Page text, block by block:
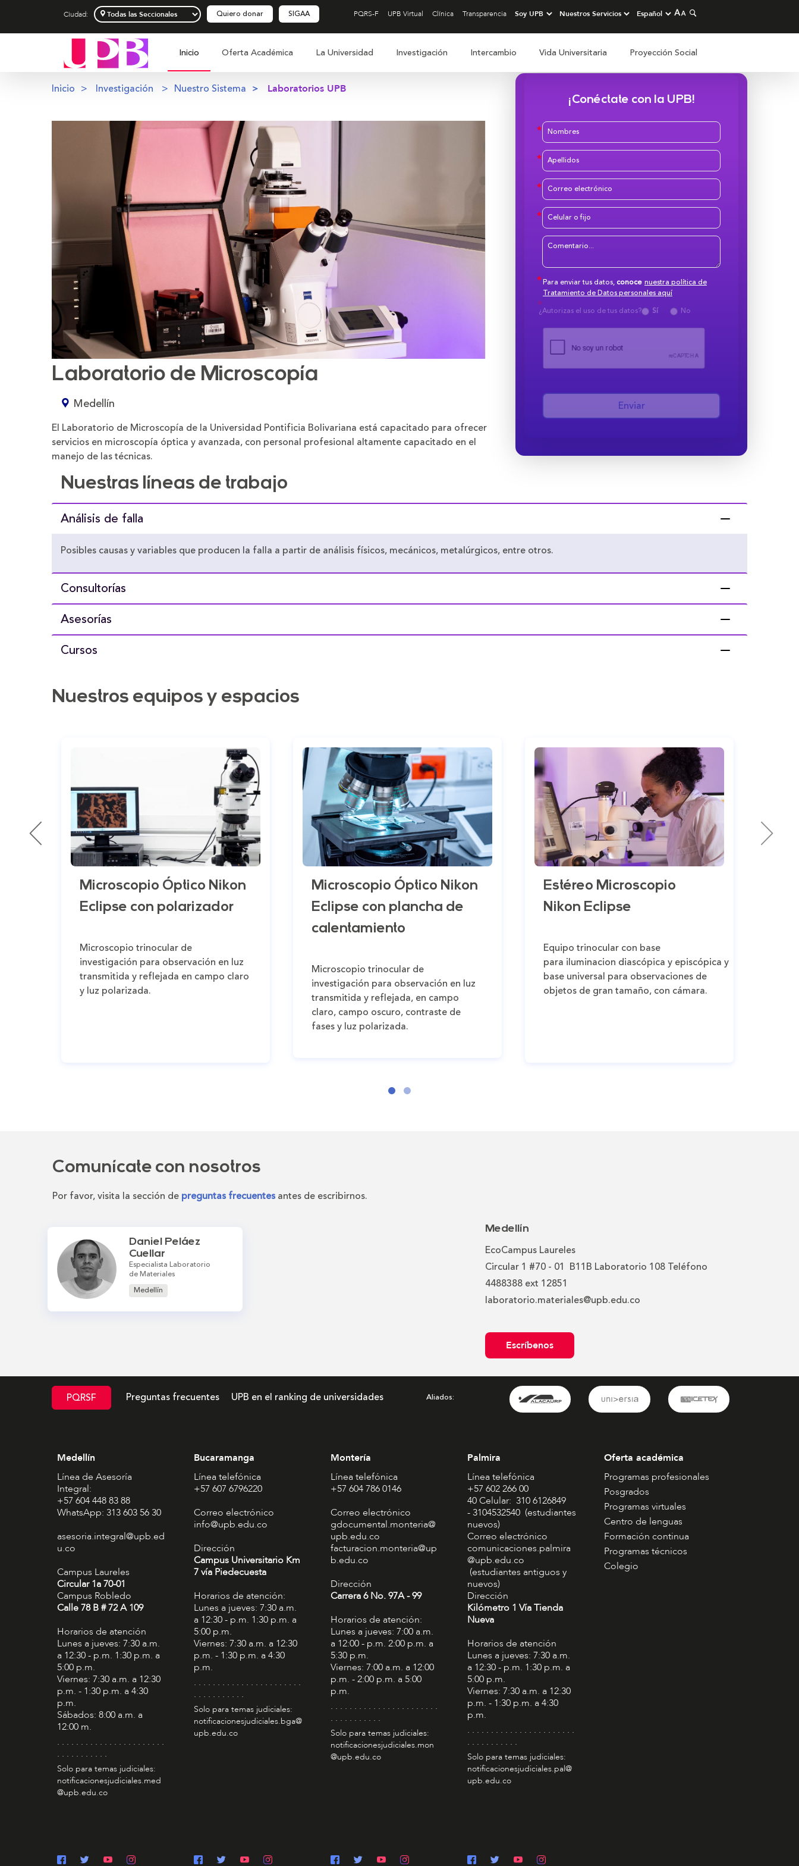
Ciudad: Quiero donar SIGAA PQRS-F UPB Virtual Clínica Transparencia
Inicio Oferta Académica La Universidad Investigación Intercambio Vida Universitaria Proyección Social
Inicio Investigación Nuestro Sistema Laboratorios UPB
Laboratorio de Microscopía
Medellín
El Laboratorio de Microscopía de la Universidad Pontificia Bolivariana está capacitado para ofrecer
servicios en microscopía óptica y avanzada, con personal profesional altamente capacitado en el
manejo de las técnicas.
¡Conéctate con la UPB!
Para enviar tus datos,conoce nuestra política de
Tratamiento de Datos personales aquí
¿Autorizas el uso de tus datos?
Sí No
Enviar
Nuestras líneas de trabajo
Análisis de falla
Posibles causas y variables que producen la falla a partir de análisis físicos, mecánicos, metalúrgicos, entre otros.
Consultorías
Asesorías
Cursos
Nuestros equipos y espacios
Microscopio Óptico Nikon
Eclipse con polarizador
Microscopio trinocular de
investigación para observación en luz
transmitida y reflejada en campo claro
y luz polarizada.
Microscopio Óptico Nikon
Eclipse con plancha de
calentamiento
Microscopio trinocular de
investigación para observación en luz
transmitida y reflejada, en campo
claro, campo oscuro, contraste de
fases y luz polarizada.
Estéreo Microscopio
Nikon Eclipse
Equipo trinocular con base
para iluminacion diascópica y episcópica y
base universal para observaciones de
objetos de gran tamaño, con cámara.
Comunícate con nosotros
Por favor, visita la sección de preguntas frecuentes antes de escribirnos.
Daniel Peláez
Cuellar
Especialista Laboratorio
de Materiales
Medellín
Medellín
EcoCampus Laureles
Circular 1 #70 - 01 B11B Laboratorio 108 Teléfono
4488388 ext 12851
laboratorio.materiales@upb.edu.co
Escríbenos
PQRSF Preguntas frecuentes UPB en el ranking de universidades Aliados
Medellín
Línea de Asesoría
Integral:
+57 604 448 83 88
WhatsApp: 313 603 56 30
asesoria.integral@upb.ed
u.co
Campus Laureles
Circular 1a 70-01
Campus Robledo
Calle 78 B # 72 A 109
Horarios de atención
Lunes a jueves: 7:30 a.m.
a 12:30 - p.m. 1:30 p.m. a
5:00 p.m.
Viernes: 7:30 a.m. a 12:30
p.m. - 1:30 p.m. a 4:30
p.m.
Sábados: 8:00 a.m. a
12:00 m.
. . . . . . . . . . . . . . . . . . . . . . .
. . . . . . . . . . .
Solo para temas judiciales:
notificacionesjudiciales.med
@upb.edu.co
Bucaramanga
Línea telefónica
+57 607 6796220
Correo electrónico
info@upb.edu.co
Dirección
Campus Universitario Km
7 vía Piedecuesta
Horarios de atención:
Lunes a jueves: 7:30 a.m.
a 12:30 - p.m. 1:30 p.m. a
5:00 p.m.
Viernes: 7:30 a.m. a 12:30
p.m. - 1:30 p.m. a 4:30
p.m.
. . . . . . . . . . . . . . . . . . . . . . .
. . . . . . . . . . .
Solo para temas judiciales:
notificacionesjudiciales.bga@
upb.edu.co
Montería
Línea telefónica
+57 604 786 0146
Correo electrónico
gdocumental.monteria@
upb.edu.co
facturacion.monteria@up
b.edu.co
Dirección
Carrera 6 No. 97A - 99​
Horarios de atención:
Lunes a jueves: 7:00 a.m.
a 12:00 - p.m. 2:00 p.m. a
5:30 p.m.
Viernes: 7:00 a.m. a 12:00
p.m. - 2:00 p.m. a 5:00
p.m.
. . . . . . . . . . . . . . . . . . . . . . .
. . . . . . . . . . .
Solo para temas judiciales:
notificacionesjudiciales.mon
@upb.edu.co
Palmira
Línea telefónica
+57 602 266 00
40 Celular: 310 6126849
- 3104532540 (estudiantes
nuevos)
Correo electrónico
comunicaciones.palmira
@upb.edu.co
(estudiantes antiguos y
nuevos)
Dirección
Kilómetro 1 Vía Tienda
Nueva
Horarios de atención
Lunes a jueves: 7:30 a.m.
a 12:30 - p.m. 1:30 p.m. a
5:00 p.m.
Viernes: 7:30 a.m. a 12:30
p.m. - 1:30 p.m. a 4:30
p.m.
. . . . . . . . . . . . . . . . . . . . . . .
. . . . . . . . . . .
Solo para temas judiciales:
notificacionesjudiciales.pal@
upb.edu.co
Oferta académica
Programas profesionales
Posgrados
Programas virtuales
Centro de lenguas
Formación continua
Programas técnicos
Colegio